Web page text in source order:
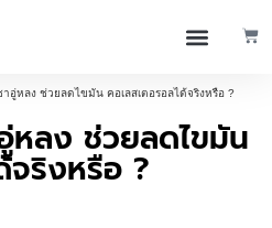
อู่หลง ช่วยลดไขมัน คอเลสเตอรอลได้จริงหรือ ?
หลง ช่วยลดไขมัน
จริงหรือ ?